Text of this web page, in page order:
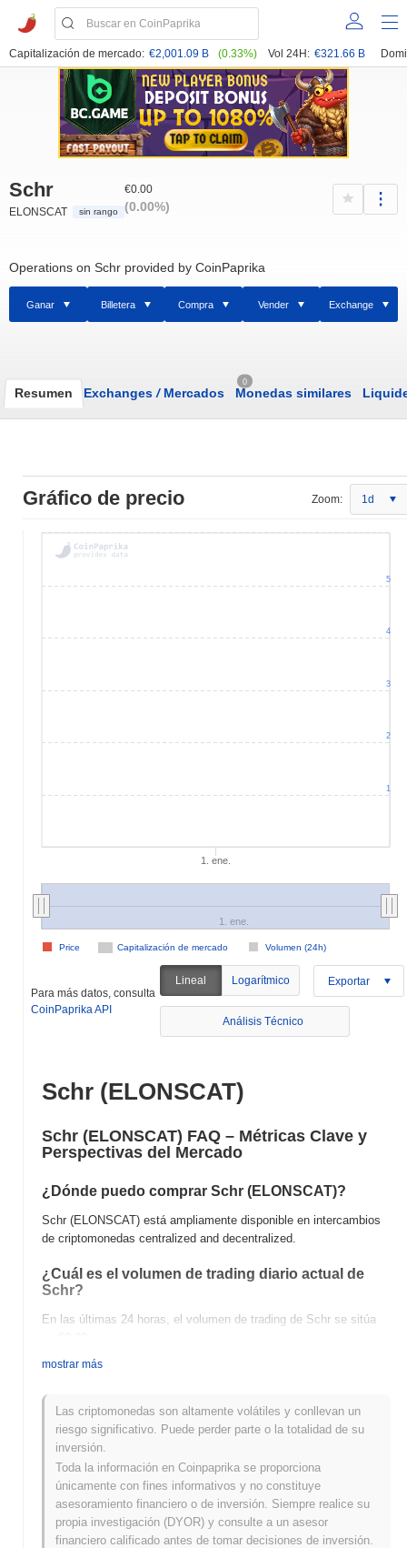
Capitalización de mercado: €2,001.09 B (0.33%) Vol 24H: €321.66 B
Schr
ELONSCAT sin rango
€0.00
(0.00%)
Operations on Schr provided by CoinPaprika
Ganar Billetera Compra Vender Exchange
Resumen Exchanges /Mercados
0
Monedas similares
Gráfico de precio Zoom: 1d
1. ene.
Capitalización de mercado Volumen (24h)
Price
1. ene.
1
2
3
4
5
Para más datos, consulta
CoinPaprika API
Lineal Logarítmico Exportar
Análisis Técnico
Schr (ELONSCAT)
Schr (ELONSCAT) FAQ – Métricas Clave y
Perspectivas del Mercado
¿Dónde puedo comprar Schr (ELONSCAT)?
Schr (ELONSCAT) está ampliamente disponible en intercambios
de criptomonedas centralized and decentralized.
¿Cuál es el volumen de trading diario actual de
Schr?
En las últimas 24 horas, el volumen de trading de Schr se sitúa
¿Cuál es el historial del rango de precios de Schr?
Máximo Histórico (ATH):
Mínimo Histórico (ATL):
¿Cómo se está desempeñando Schr en
comparación con el mercado cripto en general?
En los últimos 7 días, Schr ha ganó0.00%, quedando por debajo
mostrar más
Las criptomonedas son altamente volátiles y conllevan un
riesgo significativo. Puede perder parte o la totalidad de su
inversión.
Toda la información en Coinpaprika se proporciona
únicamente con fines informativos y no constituye
asesoramiento financiero o de inversión. Siempre realice su
propia investigación (DYOR) y consulte a un asesor
financiero calificado antes de tomar decisiones de inversión.